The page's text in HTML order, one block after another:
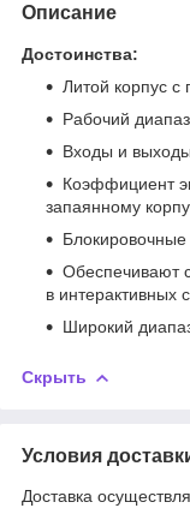
Описание
Достоинства:
Литой корпус с
Рабочий
Входы и
Коэффициент
запаянному
Обеспечивают
в интерактивных
Широкий
Скрыть
Условия
Доставка